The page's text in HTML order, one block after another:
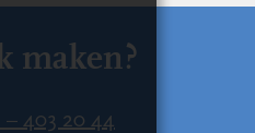
maken?
– 403 20 44